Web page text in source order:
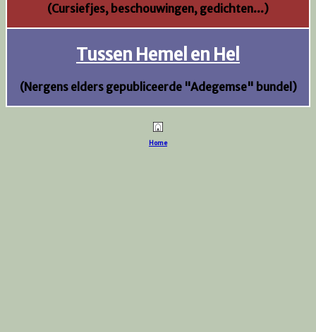
(Cursiefjes, beschouwingen, gedichten...)
Tussen Hemel en Hel
(Nergens elders gepubliceerde "Adegemse" bundel)
Home